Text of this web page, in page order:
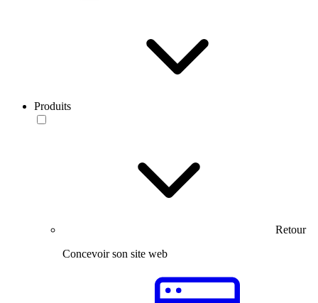
Produits
Retour
Concevoir son site web